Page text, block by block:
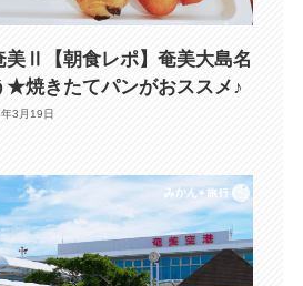
美Ⅱ【朝食レポ】奄美大島名
★焼きたてパンがおススメ♪
3月19日